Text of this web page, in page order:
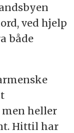
ved hjelp
både
heller
Hittil har